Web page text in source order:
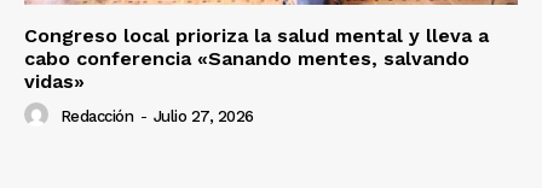
Congreso local prioriza la salud mental y lleva a
cabo conferencia «Sanando mentes, salvando
vidas»
Redacción - Julio 27, 2026